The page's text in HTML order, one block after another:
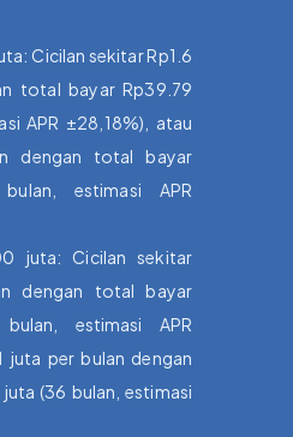
Cicilan sekitar Rp1.6
total bayar Rp39.79
APR ±28,18%), atau
dengan total bayar
estimasi APR
juta: Cicilan sekitar
dengan total bayar
estimasi APR
juta per bulan dengan
(36 bulan, estimasi